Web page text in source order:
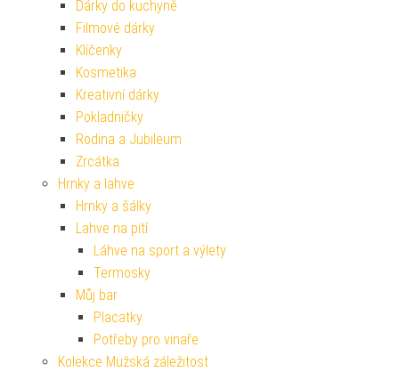
Dárky do kuchyně
Filmové dárky
Klíčenky
Kosmetika
Kreativní dárky
Pokladničky
Rodina a Jubileum
Zrcátka
Hrnky a lahve
Hrnky a šálky
Lahve na pití
Láhve na sport a výlety
Termosky
Můj bar
Placatky
Potřeby pro vinaře
Kolekce Mužská záležitost